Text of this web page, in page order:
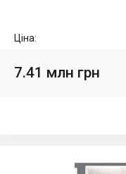
Ціна:
7.41 млн грн